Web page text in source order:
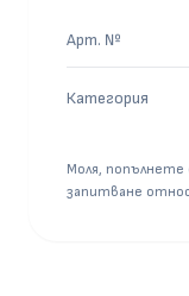
Арт. №
Категория
Моля, попълнете
запитване